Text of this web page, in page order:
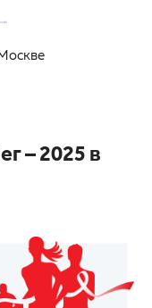
– 2025 в